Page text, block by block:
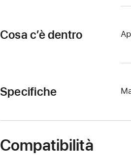
Cosa c’è dentro
Specifiche
Compatibilità